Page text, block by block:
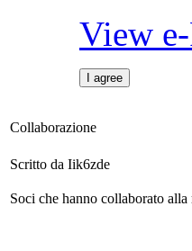
View
I agree
Collaborazione
Scritto da Iik6zde
Soci che hanno collaborato